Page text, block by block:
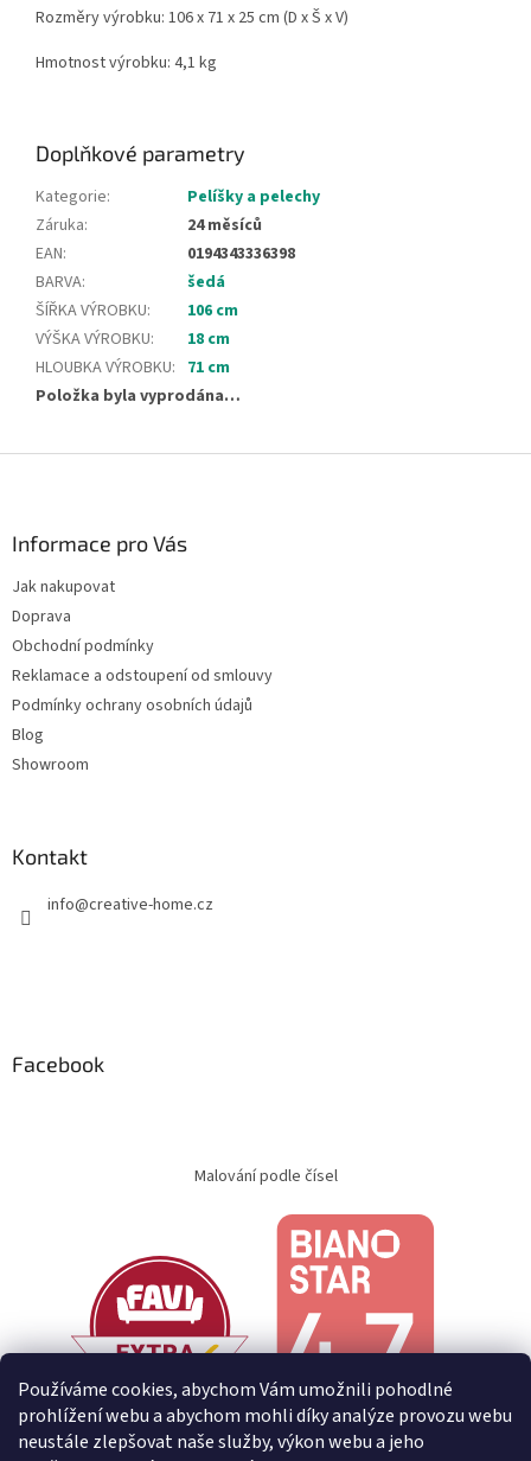
Používáme cookies, abychom Vám umožnili pohodlné
prohlížení webu a abychom mohli díky analýze provozu webu
neustále zlepšovat naše služby, výkon webu a jeho
Rozměry výrobku: 106 x 71 x 25 cm (D x Š x V)
Hmotnost výrobku: 4,1 kg
Doplňkové parametry
Kategorie:
Pelíšky a pelechy
Záruka:
24 měsíců
EAN:
0194343336398
BARVA:
šedá
ŠÍŘKA VÝROBKU:
106 cm
VÝŠKA VÝROBKU:
18 cm
HLOUBKA VÝROBKU: 71 cm
Položka byla vyprodána…
Informace pro Vás
Jak nakupovat
Doprava
Obchodní podmínky
Reklamace a odstoupení od smlouvy
Podmínky ochrany osobních údajů
Blog
Showroom
Kontakt
info@creative-home.cz
Facebook
Malování podle čísel